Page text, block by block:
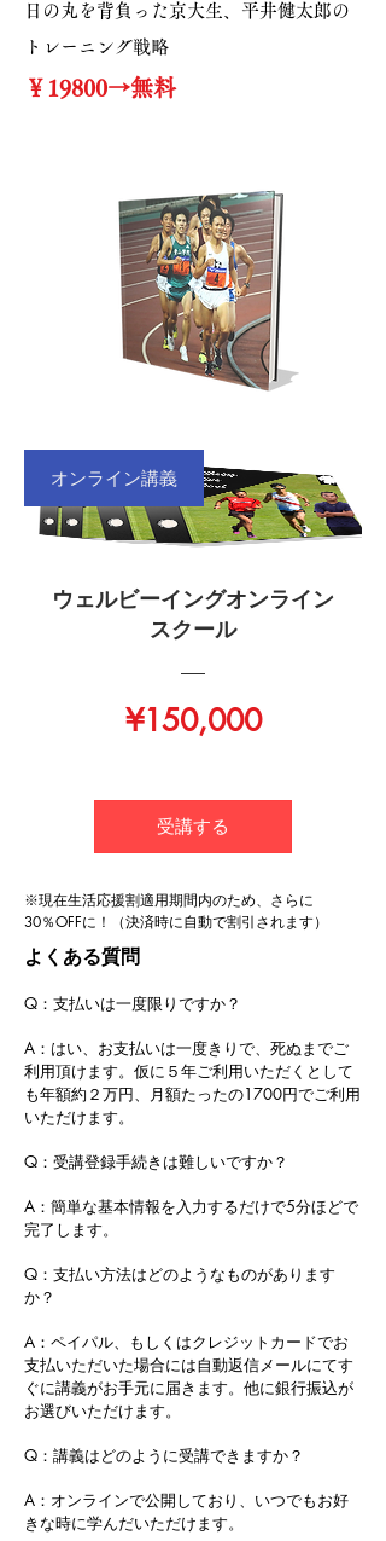
​日の丸を背負った京大生、平井健太郎の
トレーニング戦略
￥19800→無料
オンライン講義
ウェルビーイングオンライン
スクール
¥150,000価
受講する
※現在生活応援割適用期間内のため、さらに
30％OFFに！（決済時に自動で割引されます）
よくある質問
Q：支払いは一度限りですか？
A：はい、お支払いは一度きりで、死ぬまでご
利用頂けます。仮に５年ご利用いただくとして
も年額約２万円、月額たったの1700円でご利用
いただけます。
Q：受講登録手続きは難しいですか？
A：簡単な基本情報を入力するだけで5分ほどで
完了します。
Q：支払い方法はどのようなものがあります
か？
A：ペイパル、もしくはクレジットカードでお
支払いただいた場合には自動返信メールにてす
ぐに講義がお手元に届きます。他に銀行振込が
お選びいただけます。
Q：講義はどのように受講できますか？
A：オンラインで公開しており、いつでもお好
きな時に学んだいただけます。